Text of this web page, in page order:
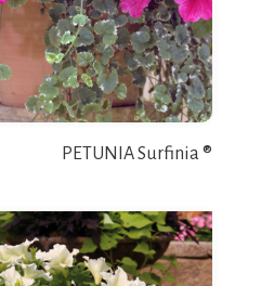
PETUNIA Surfinia ®